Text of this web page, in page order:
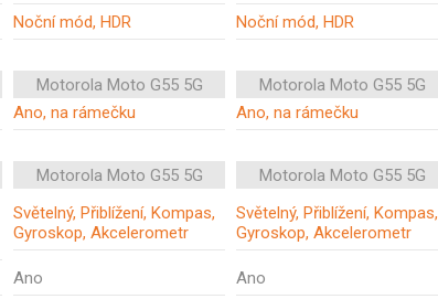
Noční mód, HDR Noční mód, HDR
Motorola Moto G55 5G Motorola Moto G55 5G
Ano, na rámečku Ano, na rámečku
Motorola Moto G55 5G Motorola Moto G55 5G
Světelný, Přiblížení, Kompas,
Gyroskop, Akcelerometr
Světelný, Přiblížení, Kompas,
Gyroskop, Akcelerometr
Ano Ano